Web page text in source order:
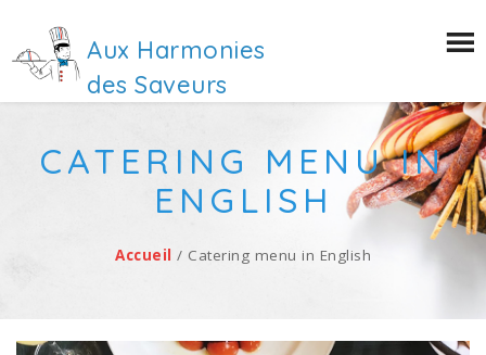
Aux Harmonies
des Saveurs
CATERING MENU IN
ENGLISH
Accueil / Catering menu in English